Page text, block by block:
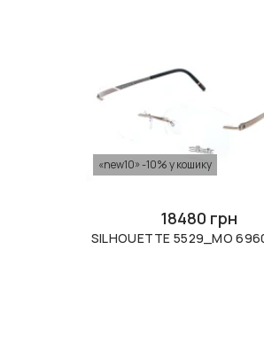
«new10» -10% у кошику
18480 грн
SILHOUETTE 5529_MO